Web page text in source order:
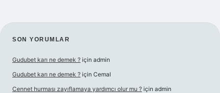
SIDEBAR
SON YORUMLAR
Gudubet karı ne demek ? için admin
Gudubet karı ne demek ? için Cemal
Cennet hurması zayıflamaya yardımcı olur mu ? için admin